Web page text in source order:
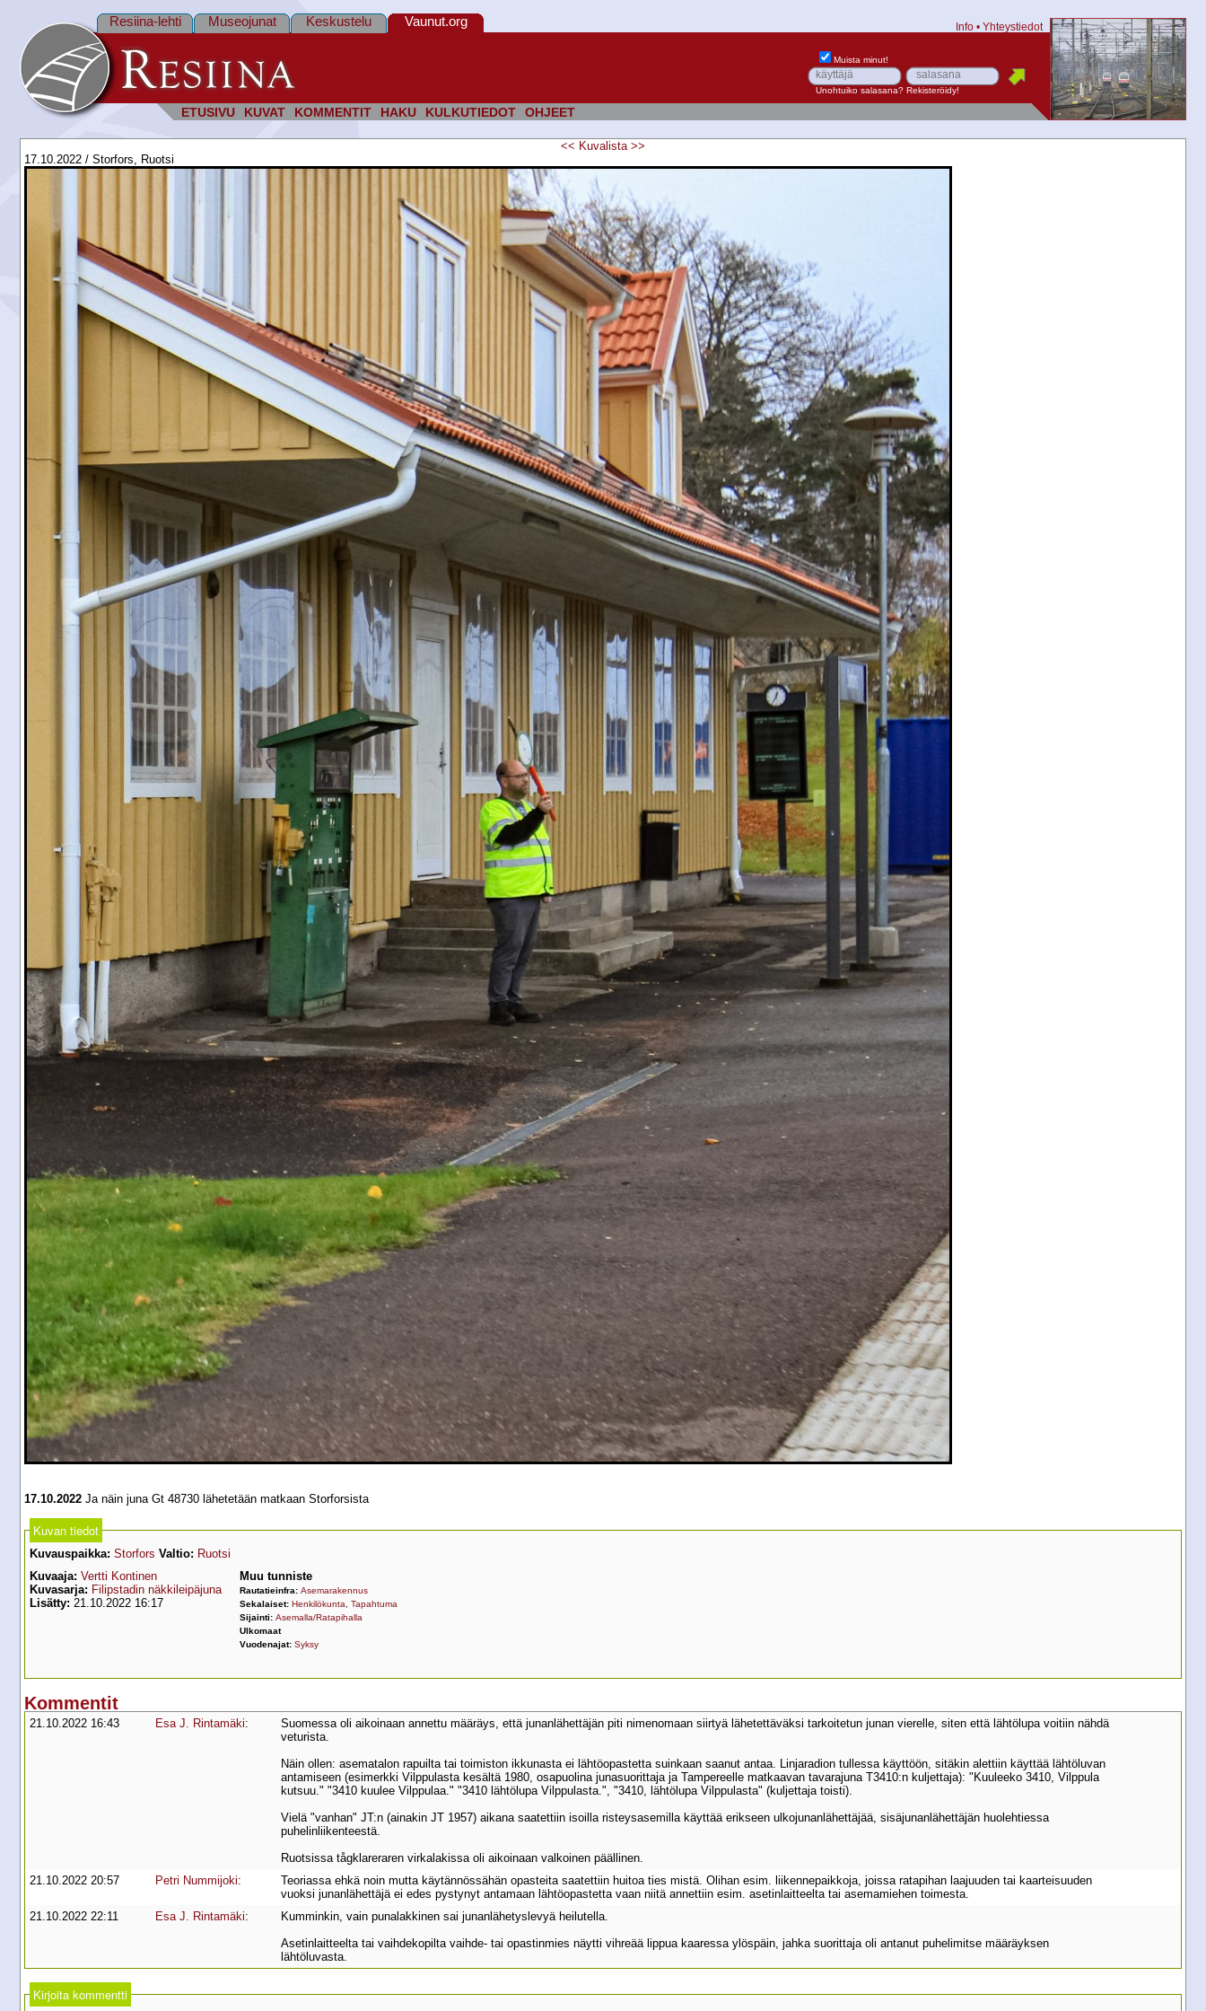
ETUSIVU KUVAT KOMMENTIT HAKU KULKUTIEDOT OHJEET
Resiina-lehti Museojunat Keskustelu Vaunut.org Info • Yhteystiedot
Muista minut!
Unohtuiko salasana? Rekisteröidy!
<< Kuvalista >>
17.10.2022 / Storfors, Ruotsi
17.10.2022 Ja näin juna Gt 48730 lähetetään matkaan Storforsista
Kuvan tiedot
Kuvauspaikka: Storfors Valtio: Ruotsi
Kuvaaja: Vertti Kontinen
Kuvasarja: Filipstadin näkkileipäjuna
Lisätty: 21.10.2022 16:17
Muu tunniste
Rautatieinfra: Asemarakennus
Sekalaiset: Henkilökunta
Tapahtuma
Sijainti: Asemalla/Ratapihalla
Ulkomaat
Vuodenajat: Syksy
Kommentit
21.10.2022 16:43 Esa J. Rintamäki:
Suomessa oli aikoinaan annettu määräys, että junanlähettäjän piti nimenomaan siirtyä lähetettäväksi tarkoitetun junan vierelle, siten että lähtölupa voitiin nähdä
veturista.
Näin ollen: asematalon rapuilta tai toimiston ikkunasta ei lähtöopastetta suinkaan saanut antaa. Linjaradion tullessa käyttöön, sitäkin alettiin käyttää lähtöluvan
antamiseen (esimerkki Vilppulasta kesältä 1980, osapuolina junasuorittaja ja Tampereelle matkaavan tavarajuna T3410:n kuljettaja): "Kuuleeko 3410, Vilppula
kutsuu." "3410 kuulee Vilppulaa." "3410 lähtölupa Vilppulasta.", "3410, lähtölupa Vilppulasta" (kuljettaja toisti).
Vielä "vanhan" JT:n (ainakin JT 1957) aikana saatettiin isoilla risteysasemilla käyttää erikseen ulkojunanlähettäjää, sisäjunanlähettäjän huolehtiessa
puhelinliikenteestä.
Ruotsissa tågklareraren virkalakissa oli aikoinaan valkoinen päällinen.
21.10.2022 20:57
Petri Nummijoki:
Teoriassa ehkä noin mutta käytännössähän opasteita saatettiin huitoa ties mistä. Olihan esim. liikennepaikkoja, joissa ratapihan laajuuden tai kaarteisuuden
vuoksi junanlähettäjä ei edes pystynyt antamaan lähtöopastetta vaan niitä annettiin esim. asetinlaitteelta tai asemamiehen toimesta.
21.10.2022 22:11
Esa J. Rintamäki:
Kumminkin, vain punalakkinen sai junanlähetyslevyä heilutella.
Asetinlaitteelta tai vaihdekopilta vaihde- tai opastinmies näytti vihreää lippua kaaressa ylöspäin, jahka suorittaja oli antanut puhelimitse määräyksen
lähtöluvasta.
Kirjoita kommentti